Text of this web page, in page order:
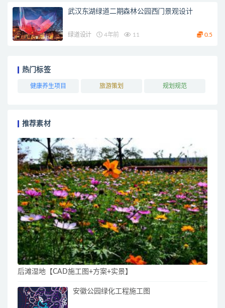
武汉东湖绿道二期森林公园西门景观设计
绿道设计 4年前 11 0.5
热门标签
健康养生项目 旅游策划 规划规范
推荐素材
后滩湿地【CAD施工图+方案+实景】
安徽公园绿化工程施工图